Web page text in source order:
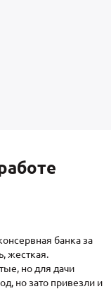
банка за
жесткая.
но для дачи
но зато привезли и